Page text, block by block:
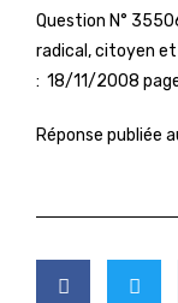
Question N°
radical, citoyen et
: 18/11/2008
Réponse publiée